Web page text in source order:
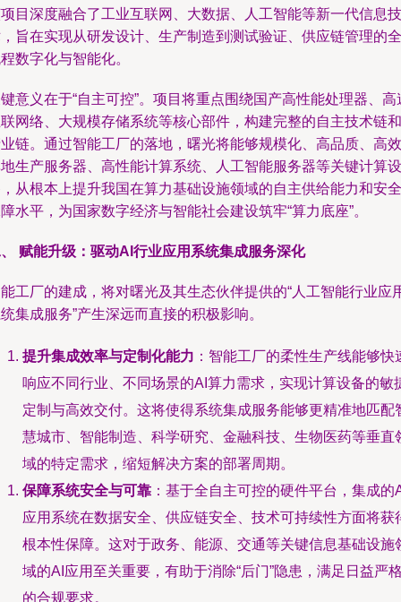
目深度融合了工业互联网、大数据、人工智能等新一代信息技
旨在实现从研发设计、生产制造到测试验证、供应链管理的全
数字化与智能化。
意义在于“自主可控”。项目将重点围绕国产高性能处理器、高
网络、大规模存储系统等核心部件，构建完整的自主技术链和
链。通过智能工厂的落地，曙光将能够规模化、高品质、高效
生产服务器、高性能计算系统、人工智能服务器等关键计算设
从根本上提升我国在算力基础设施领域的自主供给能力和安全
水平，为国家数字经济与智能社会建设筑牢“算力底座”。
赋能升级：驱动AI行业应用系统集成服务深化
工厂的建成，将对曙光及其生态伙伴提供的“人工智能行业应
集成服务”产生深远而直接的积极影响。
提升集成效率与定制化能力 ：智能工厂的柔性生产线能够快
响应不同行业、不同场景的AI算力需求，实现计算设备的敏
定制与高效交付。这将使得系统集成服务能够更精准地匹配
慧城市、智能制造、科学研究、金融科技、生物医药等垂直
域的特定需求，缩短解决方案的部署周期。
保障系统安全与可靠 ：基于全自主可控的硬件平台，集成的
应用系统在数据安全、供应链安全、技术可持续性方面将获
根本性保障。这对于政务、能源、交通等关键信息基础设施
域的AI应用至关重要，有助于消除“后门”隐患，满足日益严
的合规要求。